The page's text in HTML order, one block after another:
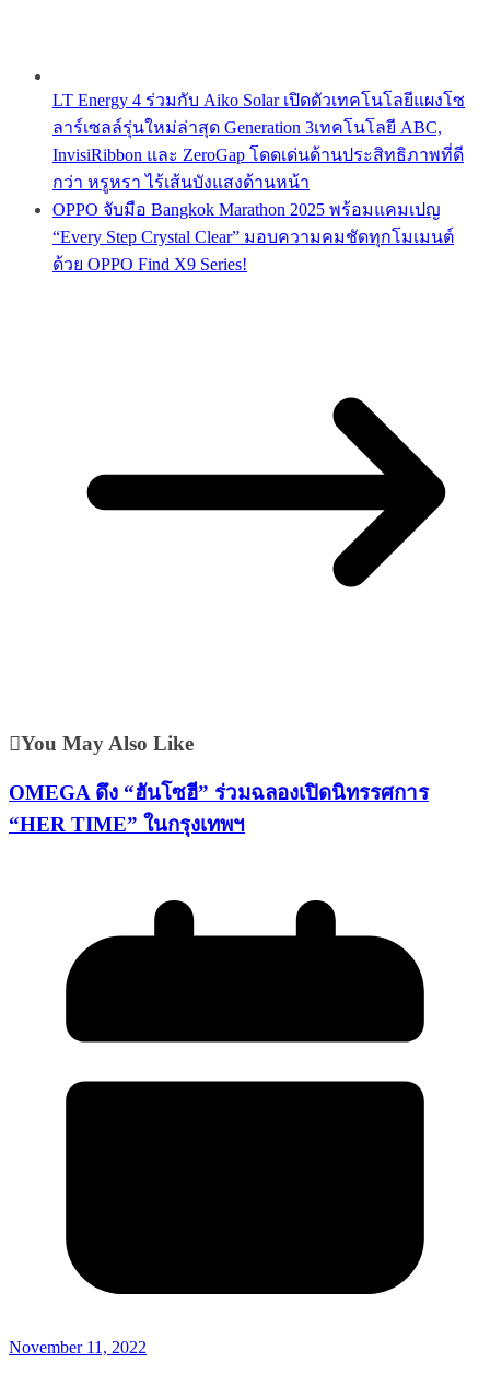
LT Energy 4 ร่วมกับ Aiko Solar เปิดตัวเทคโนโลยีแผงโซ
ลาร์เซลล์รุ่นใหม่ล่าสุด Generation 3เทคโนโลยี ABC,
InvisiRibbon และ ZeroGap โดดเด่นด้านประสิทธิภาพที่ดี
กว่า หรูหรา ไร้เส้นบังแสงด้านหน้า
OPPO จับมือ Bangkok Marathon 2025 พร้อมแคมเปญ
“Every Step Crystal Clear” มอบความคมชัดทุกโมเมนต์
ด้วย OPPO Find X9 Series!
You May Also Like
OMEGA ดึง “ฮันโซฮี” ร่วมฉลองเปิดนิทรรศการ
“HER TIME” ในกรุงเทพฯ
November 11, 2022